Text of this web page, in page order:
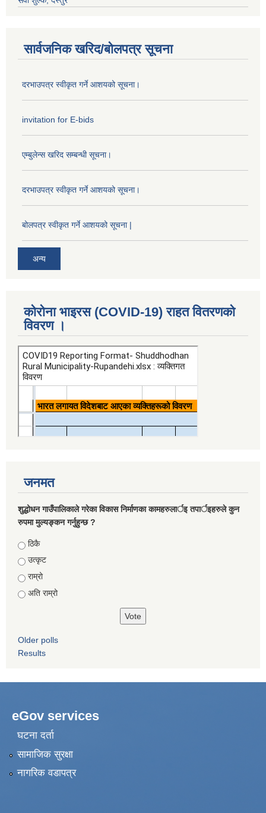
सार्वजनिक खरिद/बोलपत्र सूचना
दरभाउपत्र स्वीकृत गर्ने आशयको सूचना।
invitation for E-bids
एम्बुलेन्स खरिद सम्बन्धी सूचना।
दरभाउपत्र स्वीकृत गर्ने आशयको सूचना।
बोलपत्र स्वीकृत गर्ने आशयको सूचना |
अन्य
कोरोना भाइरस (COVID-19) राहत वितरणको
विवरण ।
जनमत
शुद्धोधन गाउँपालिकाले गरेका विकास निर्माणका कामहरुलार्इ तपार्इहरुले कुन
रुपमा मुल्यङ्कन गर्नुहुन्छ ?
Choices
ठिकै
उत्कृट
राम्रो
अति राम्रो
Older polls
Results
eGov services
घटना दर्ता
सामाजिक सुरक्षा
नागरिक वडापत्र